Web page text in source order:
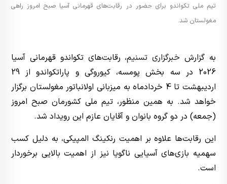
تیم ملی تکواندو برای حضور در رقابت‌های قهرمانی آسیا صبح امروز راهی
مغولستان شد.
به گزارش خبرگزاری تسنیم، رقابت‌های تکواندو قهرمانی آسیا
2026 در سه بخش پومسه، کیوروگی و پاراتکواندو از 29
اردیبهشت تا 4 خردادماه به میزبانی اولانباتور مغولستان برگزار
خواهد شد. به همین منظور، تیم ملی کشورمان صبح امروز
(جمعه) در دو گروه بانوان و آقایان عازم این رویداد شد.
این رقابت‌ها علاوه بر اهمیت رنکینگ المپیکی، به دلیل کسب
سهمیه بازی‌های آسیایی ناگویا نیز از اهمیت بالایی برخوردار
است.